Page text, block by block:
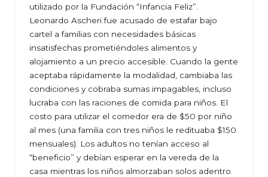
utilizado por la Fundación “Infancia Feliz”.
Leonardo Ascheri fue acusado de estafar bajo
cartel a familias con necesidades básicas
insatisfechas prometiéndoles alimentos y
alojamiento a un precio accesible. Cuando la gente
aceptaba rápidamente la modalidad, cambiaba las
condiciones y cobraba sumas impagables, incluso
lucraba con las raciones de comida para niños. El
costo para utilizar el comedor era de $50 por niño
al mes (una familia con tres niños le redituaba $150
mensuales). Los adultos no tenían acceso al
“beneficio” y debían esperar en la vereda de la
casa mientras los niños almorzaban solos adentro.